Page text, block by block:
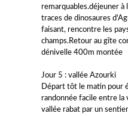
remarquables.déjeuner
traces de dinosaures
faisant, rencontre les
champs.Retour au gîte
dénivelle 400m montée
Jour 5 : vallée Azourki
Départ tôt le matin pour
randonnée facile entre
vallée rabat par un